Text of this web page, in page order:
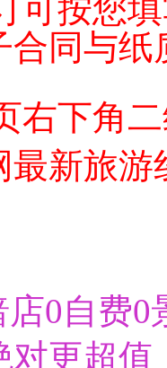
合同与纸
右下角
最新旅游
店0自费
对更超值